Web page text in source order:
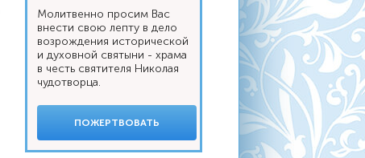
Молитвенно просим Вас
внести свою лепту в дело
возрождения исторической
и духовной святыни - храма
в честь святителя Николая
чудотворца.
ПОЖЕРТВОВАТЬ